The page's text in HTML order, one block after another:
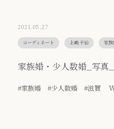
2021.05.27
コーディネート 上嶋 千絵 家
家族婚・少人数婚_写真
#家族婚 #少人数婚 #滋賀